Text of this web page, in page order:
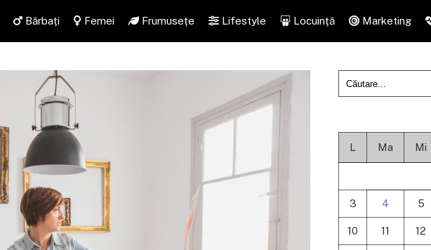
Bărbați Femei Frumusețe Lifestyle Locuință Marketing
L Ma Mi
3 4 5
10 11 12